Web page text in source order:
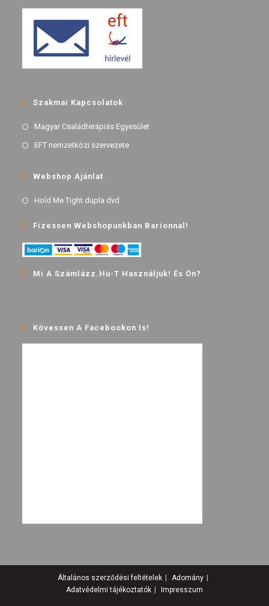
Szakmai Kapcsolatok
Magyar Családterápiás Egyesület
EFT nemzetközi szervezete
Webshop Ajánlat
Hold Me Tight dupla dvd
Fizessen Webshopunkban Barionnal!
Mi A Számlázz.hu-T Használjuk! És Ön?
Kövessen A Facebookon Is!
Általános szerződési feltételek
Adomány
Adatvédelmi tájékoztatók
Impresszum